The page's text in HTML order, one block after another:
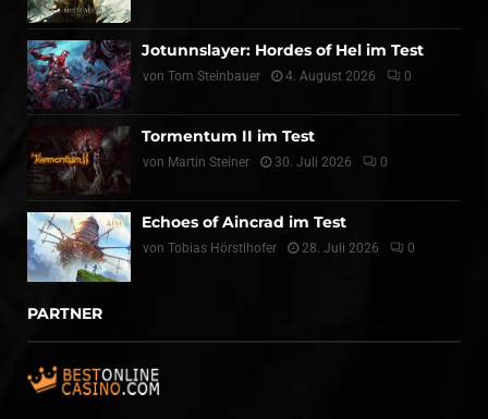
Jotunnslayer: Hordes of Hel im Test
von Tom Steinbauer 4. August 2026 0
Tormentum II im Test
von Martin Steiner 30. Juli 2026 0
Echoes of Aincrad im Test
von Tobias Hörstlhofer 28. Juli 2026 0
PARTNER